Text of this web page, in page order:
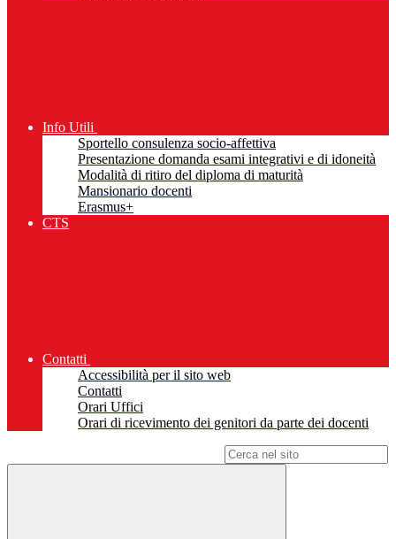
Info Utili
Sportello consulenza socio-affettiva
Presentazione domanda esami integrativi e di idoneità
Modalità di ritiro del diploma di maturità
Mansionario docenti
Erasmus+
CTS
Contatti
Accessibilità per il sito web
Contatti
Orari Uffici
Orari di ricevimento dei genitori da parte dei docenti